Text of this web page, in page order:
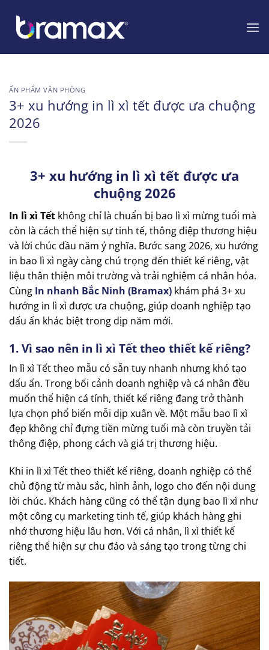
dung
ẤN PHẨM VĂN PHÒNG
3+ xu hướng in lì xì tết được ưa chuộng
2026
3+ xu hướng in lì xì tết được ưa
chuộng 2026
In lì xì Tết không chỉ là chuẩn bị bao lì xì mừng tuổi mà
còn là cách thể hiện sự tinh tế, thông điệp thương hiệu
và lời chúc đầu năm ý nghĩa. Bước sang 2026, xu hướng
in bao lì xì ngày càng chú trọng đến thiết kế riêng, vật
liệu thân thiện môi trường và trải nghiệm cá nhân hóa.
Cùng In nhanh Bắc Ninh (Bramax) khám phá 3+ xu
hướng in lì xì được ưa chuộng, giúp doanh nghiệp tạo
dấu ấn khác biệt trong dịp năm mới.
1. Vì sao nên in lì xì Tết theo thiết kế riêng?
In lì xì Tết theo mẫu có sẵn tuy nhanh nhưng khó tạo
dấu ấn. Trong bối cảnh doanh nghiệp và cá nhân đều
muốn thể hiện cá tính, thiết kế riêng đang trở thành
lựa chọn phổ biến mỗi dịp xuân về. Một mẫu bao lì xì
đẹp không chỉ đựng tiền mừng tuổi mà còn truyền tải
thông điệp, phong cách và giá trị thương hiệu.
Khi in lì xì Tết theo thiết kế riêng, doanh nghiệp có thể
chủ động từ màu sắc, hình ảnh, logo cho đến nội dung
lời chúc. Khách hàng cũng có thể tận dụng bao lì xì như
một công cụ marketing tinh tế, giúp khách hàng ghi
nhớ thương hiệu lâu hơn. Với cá nhân, lì xì thiết kế
riêng thể hiện sự chu đáo và sáng tạo trong từng chi
tiết.